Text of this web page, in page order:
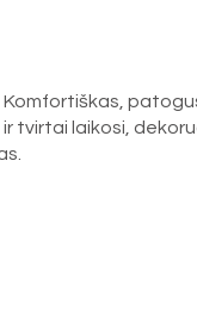
Komfortiškas,
tvirtai laikosi,